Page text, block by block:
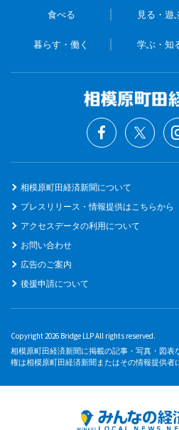
食べる 見る・遊
暮らす・働く 学ぶ・知
相模原町田経済新聞について
プレスリリース・情報提供はこちらから
アクセスデータの利用について
お問い合わせ
広告のご案内
後援申請について
Copyright 2026 Bridge LLP All rights reserved.
相模原町田経済新聞に掲載の記事・写真・図表
権は相模原町田経済新聞またはその情報提供者